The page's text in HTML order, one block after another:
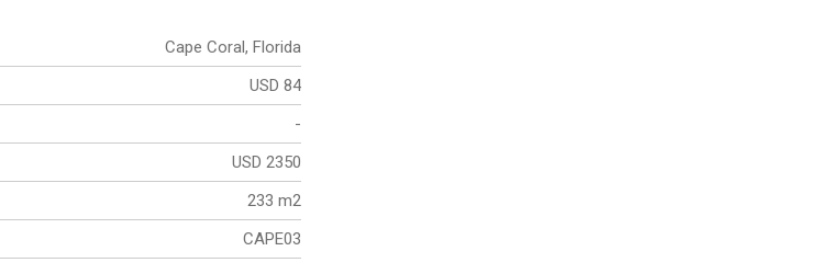
Cape Coral, Florida
USD 84
-
USD 2350
233 m2
CAPE03